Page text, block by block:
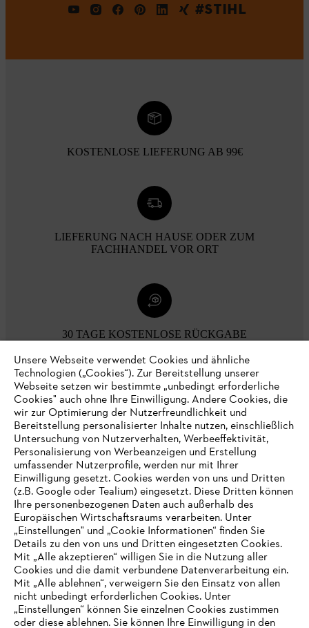
#STIHL
KOSTENLOSE LIEFERUNG AB 99€
LIEFERUNG NACH HAUSE ODER ZUM
FACHHANDEL VOR ORT
30 TAGE KOSTENLOSE RÜCKGABE
Zahlungsmöglichkeiten
Unternehmen
Online Shop
IHR BROWSER WIRD NICHT
Unsere Webseite verwendet Cookies und ähnliche
Technologien („Cookies“). Zur Bereitstellung unserer
Webseite setzen wir bestimmte „unbedingt erforderliche
Cookies" auch ohne Ihre Einwilligung. Andere Cookies, die
wir zur Optimierung der Nutzerfreundlichkeit und
Bereitstellung personalisierter Inhalte nutzen, einschließlich
Untersuchung von Nutzerverhalten, Werbeeffektivität,
Personalisierung von Werbeanzeigen und Erstellung
umfassender Nutzerprofile, werden nur mit Ihrer
Einwilligung gesetzt. Cookies werden von uns und Dritten
(z.B. Google oder Tealium) eingesetzt. Diese Dritten können
Ihre personenbezogenen Daten auch außerhalb des
Europäischen Wirtschaftsraums verarbeiten. Unter
„Einstellungen" und „Cookie Informationen“ finden Sie
Details zu den von uns und Dritten eingesetzten Cookies.
Mit „Alle akzeptieren“ willigen Sie in die Nutzung aller
Cookies und die damit verbundene Datenverarbeitung ein.
Mit „Alle ablehnen“, verweigern Sie den Einsatz von allen
nicht unbedingt erforderlichen Cookies. Unter
„Einstellungen“ können Sie einzelnen Cookies zustimmen
oder diese ablehnen. Sie können Ihre Einwilligung in den